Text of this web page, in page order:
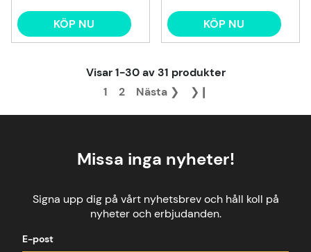
KÖP NU KÖP NU
Visar1-30av31 produkter
1
2 Nästa ❯ ❯❙
Missa inga nyheter!
Signa upp dig på vårt nyhetsbrev och håll koll på
nyheter och erbjudanden.
E-post